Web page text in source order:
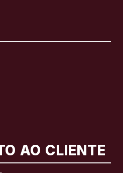
AO CLIENTE
English